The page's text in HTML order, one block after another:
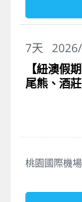
7天
【紐澳假
尾熊、酒
桃園國際機場